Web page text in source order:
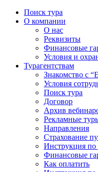
Поиск тура
О компании
О нас
Реквизиты
Финансовые
Условия и
Турагентствам
Знакомство с
Условия
Поиск тура
Договор
Архив
Рекламные
Направления
Страхование
Инструкция по
Финансовые
Как оплатить